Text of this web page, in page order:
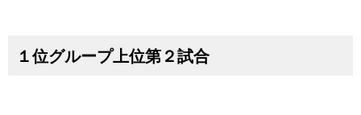
１位グループ上位第２試合